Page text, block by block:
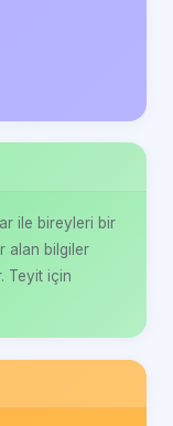
ile bireyleri bir
alan bilgiler
Teyit için